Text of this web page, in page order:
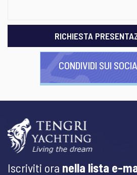
RICHIESTA
CONDIVIDI SUI
Iscriviti ora nella lista e-